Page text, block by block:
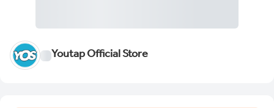
Youtap Official Store